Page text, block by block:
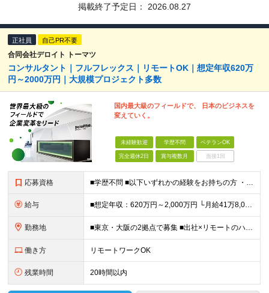
掲載終了予定日： 2026.08.27
正社員 自己PR不要
合同会社デロイト トーマツ
コンサルタント｜フルフレックス｜リモートOK｜想定年収620万
円～2000万円｜大規模プロジェクト多数
国内最大級のフィールドで、 日本のビジネスを
変えていく。
未経験歓迎 学歴不問 ベテランOK
完全週休2日 賞与複数月 面接1回
応募資格 ■学歴不問 ■以下いずれかの経験をお持ちの方 ・コンサルティングファームでの実務経験 ・SEとしての実務経験（要件定義などの上流工程を想定） ・事業会社でのプロジェクトの推進経験 └経営企画、事業企画
給与 ■想定年収：620万円～2,000万円 └月給41万8,000円〜160万8,400円＋賞与 ※月給には、固定残業代（12万1,700円〜24万2,700円／1ヶ月あたり50時間分）を含みます 固
勤務地 ■東京・大阪の2拠点で募集 ■出社×リモートのハイブリッドワークOK 【東京｜二重橋オフィス】 東京都千代田区丸の内3-2-3 丸の内二重橋ビルディング 【大阪オフィス】 大阪府大阪市中央区今橋4
働き方 リモートワークOK
残業時間 20時間以内